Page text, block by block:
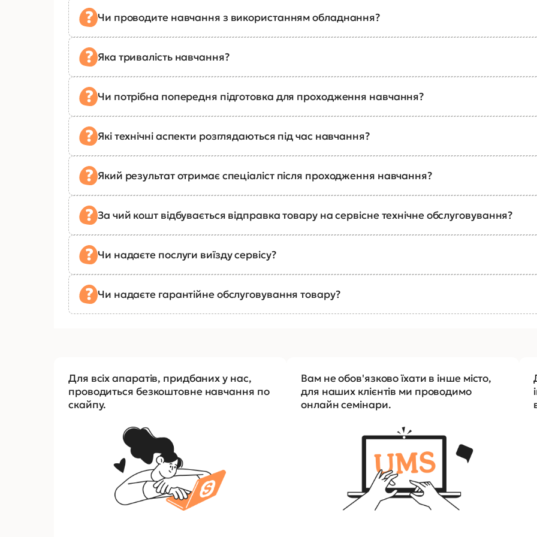
Чи проводите навчання з використанням обладнання?
Яка тривалість навчання?
Чи потрібна попередня підготовка для проходження навчання?
Які технічні аспекти розглядаються під час навчання?
Який результат отримає спеціаліст після проходження навчання?
За чий кошт відбувається відправка товару на сервісне технічне обслуговування?
Чи надаєте послуги виїзду сервісу?
Чи надаєте гарантійне обслуговування товару?
Для всіх апаратів, придбаних у нас,
проводиться безкоштовне навчання по
скайпу.
Вам не обов'язково їхати в інше місто,
для наших клієнтів ми проводимо
онлайн семінари.